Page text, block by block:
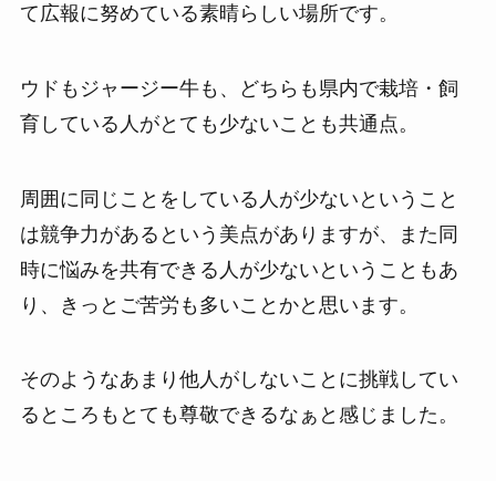
て広報に努めている素晴らしい場所です。
ウドもジャージー牛も、どちらも県内で栽培・飼
育している人がとても少ないことも共通点。
周囲に同じことをしている人が少ないということ
は競争力があるという美点がありますが、また同
時に悩みを共有できる人が少ないということもあ
り、きっとご苦労も多いことかと思います。
そのようなあまり他人がしないことに挑戦してい
るところもとても尊敬できるなぁと感じました。